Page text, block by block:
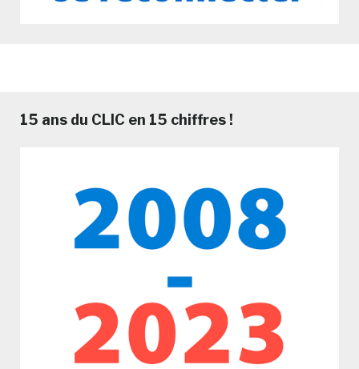
15 ans du CLIC en 15 chiffres !